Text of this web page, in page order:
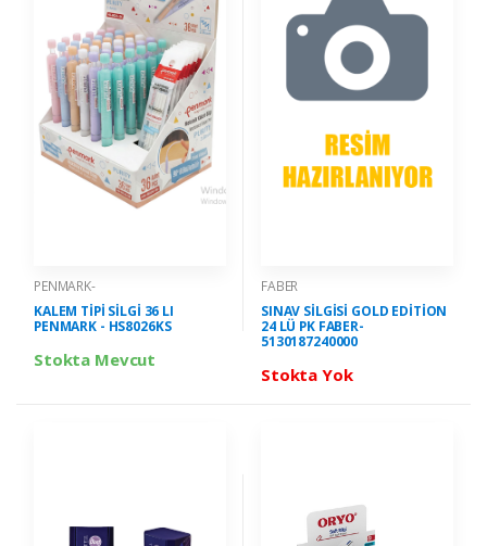
PENMARK-
KALEM TİPİ SİLGİ 36 LI
PENMARK - HS8026KS
Stokta Mevcut
FABER
SINAV SİLGİSİ GOLD EDİTİON
24 LÜ PK FABER-
5130187240000
Stokta Yok